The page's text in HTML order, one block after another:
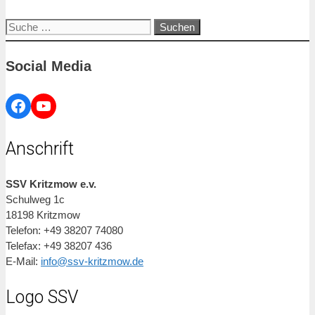
Suche
nach:
Social Media
Facebook
YouTube
Anschrift
SSV Kritzmow e.v.
Schulweg 1c
18198 Kritzmow
Telefon: +49 38207 74080
Telefax: +49 38207 436
E-Mail: info@ssv-kritzmow.de
Logo SSV